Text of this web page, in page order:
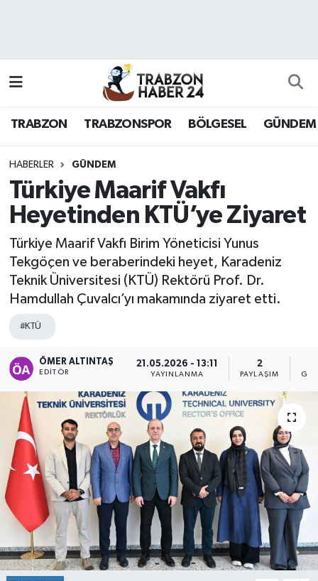
TRABZON TRABZONSPOR BÖLGESEL GÜNDEM
HABERLER GÜNDEM
Türkiye Maarif Vakfı
Heyetinden KTÜ’ye Ziyaret
Türkiye Maarif Vakfı Birim Yöneticisi Yunus
Tekgöçen ve beraberindeki heyet, Karadeniz
Teknik Üniversitesi (KTÜ) Rektörü Prof. Dr.
Hamdullah Çuvalcı’yı makamında ziyaret etti.
#KTÜ
ÖMER ALTINTAŞ
EDITÖR
21.05.2026 - 13:11
YAYINLANMA
2
PAYLAŞIM
Hava Durumu
Namaz Vakitleri
Trafik Durumu
Süper Lig Puan Durumu ve Fikstür
Son Dakika Haberleri
Haber Arşivi